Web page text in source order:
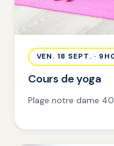
VEN. 18 SEPT. ·
Cours de yoga
Plage notre dame